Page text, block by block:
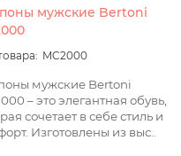
мужские Bertoni
MC2000
мужские Bertoni
– это элегантная обувь,
сочетает в себе стиль и
Изготовлены из выс..